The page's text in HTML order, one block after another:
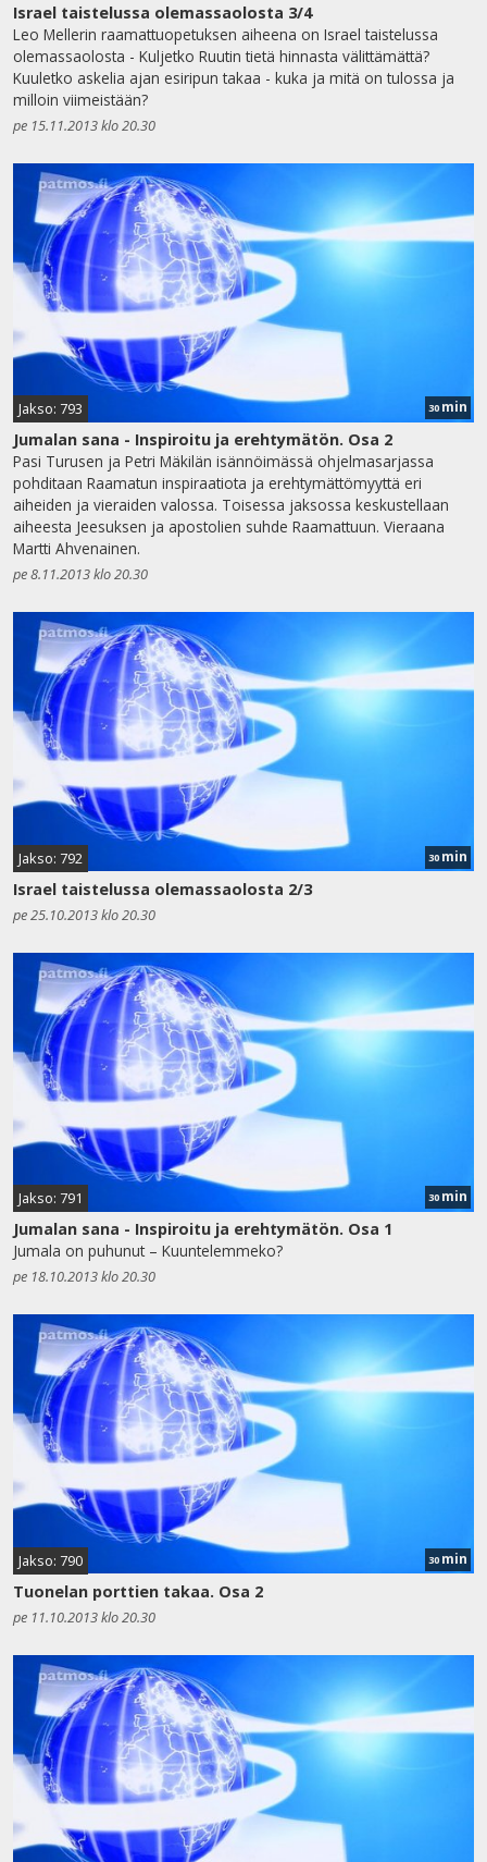
Israel taistelussa olemassaolosta 3/4
Leo Mellerin raamattuopetuksen aiheena on Israel taistelussa
olemassaolosta - Kuljetko Ruutin tietä hinnasta välittämättä?
Kuuletko askelia ajan esiripun takaa - kuka ja mitä on tulossa ja
milloin viimeistään?
pe 15.11.2013 klo 20.30
Jakso: 793 30 min
Jumalan sana - Inspiroitu ja erehtymätön. Osa 2
Pasi Turusen ja Petri Mäkilän isännöimässä ohjelmasarjassa
pohditaan Raamatun inspiraatiota ja erehtymättömyyttä eri
aiheiden ja vieraiden valossa. Toisessa jaksossa keskustellaan
aiheesta Jeesuksen ja apostolien suhde Raamattuun. Vieraana
Martti Ahvenainen.
pe 8.11.2013 klo 20.30
Jakso: 792 30 min
Israel taistelussa olemassaolosta 2/3
pe 25.10.2013 klo 20.30
Jakso: 791 30 min
Jumalan sana - Inspiroitu ja erehtymätön. Osa 1
Jumala on puhunut – Kuuntelemmeko?
pe 18.10.2013 klo 20.30
Jakso: 790 30 min
Tuonelan porttien takaa. Osa 2
pe 11.10.2013 klo 20.30